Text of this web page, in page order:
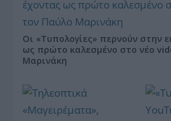
Οι «Τυπολογίες» περνούν στην
ως πρώτο καλεσμένο στο νέο
Μαρινάκη